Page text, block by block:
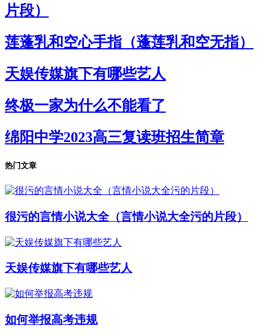
片段）
莲蓬乳和空心手指（蓬莲乳和空无指）
天娱传媒旗下有哪些艺人
终极一家为什么不能看了
绵阳中学2023高三复读班招生简章
热门文章
很污的言情小说大全（言情小说大全污的片段）
天娱传媒旗下有哪些艺人
如何举报高考违规